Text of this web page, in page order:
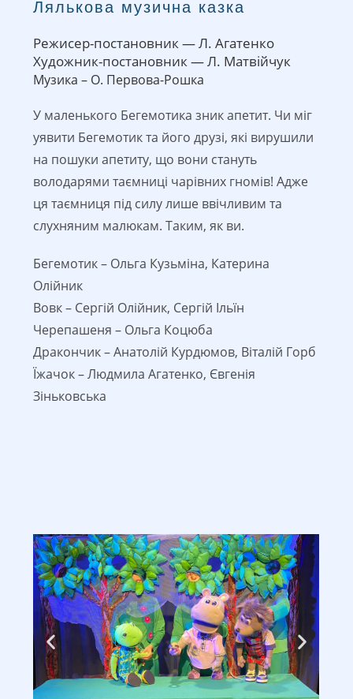
Лялькова музична казка
Режисер-постановник — Л. Агатенко
Художник-постановник — Л. Матвійчук
Музика – О. Первова-Рошка
У маленького Бегемотика зник апетит. Чи міг
уявити Бегемотик та його друзі, які вирушили
на пошуки апетиту, що вони стануть
володарями таємниці чарівних гномів! Адже
ця таємниця під силу лише ввічливим та
слухняним малюкам. Таким, як ви.
Бегемотик – Ольга Кузьміна, Катерина
Олійник
Вовк – Сергій Олійник, Сергій Ільїн
Черепашеня – Ольга Коцюба
Дракончик – Анатолій Курдюмов, Віталій Горб
Їжачок – Людмила Агатенко, Євгенія
Зіньковська